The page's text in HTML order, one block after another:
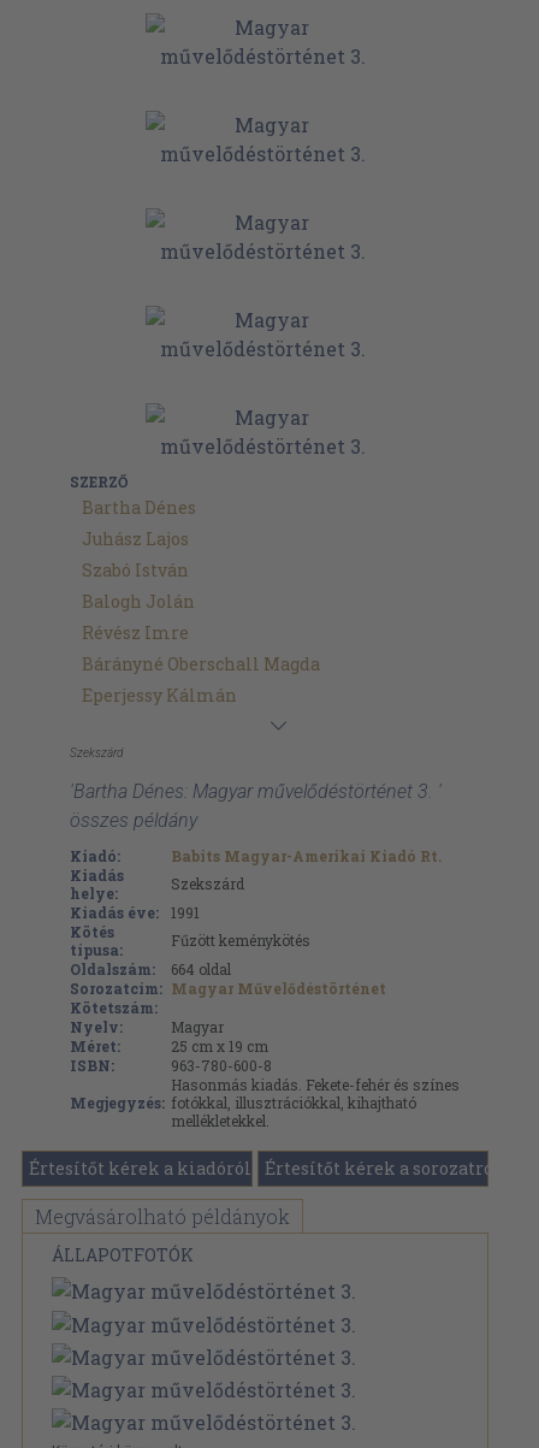
SZERZŐ
Bartha Dénes
Juhász Lajos
Szabó István
Balogh Jolán
Révész Imre
Bárányné Oberschall Magda
Eperjessy Kálmán
Szekszárd
'Bartha Dénes: Magyar művelődéstörténet 3. '
összes példány
Kiadó:
Babits Magyar-Amerikai Kiadó Rt.
Kiadás
helye:
Szekszárd
Kiadás éve:
1991
Kötés
típusa:
Fűzött keménykötés
Oldalszám:
664 oldal
Sorozatcím: Magyar Művelődéstörténet
Kötetszám:
Nyelv:
Magyar
Méret:
25 cm x 19 cm
ISBN:
963-780-600-8
Megjegyzés:
Hasonmás kiadás. Fekete-fehér és színes
fotókkal, illusztrációkkal, kihajtható
mellékletekkel.
Értesítőt kérek a kiadóról Értesítőt kérek a sorozatról
Megvásárolható példányok
ÁLLAPOTFOTÓK